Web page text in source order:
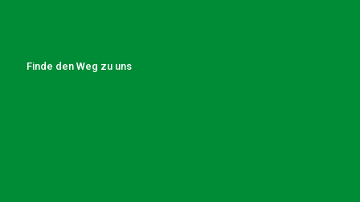
Finde den Weg zu uns